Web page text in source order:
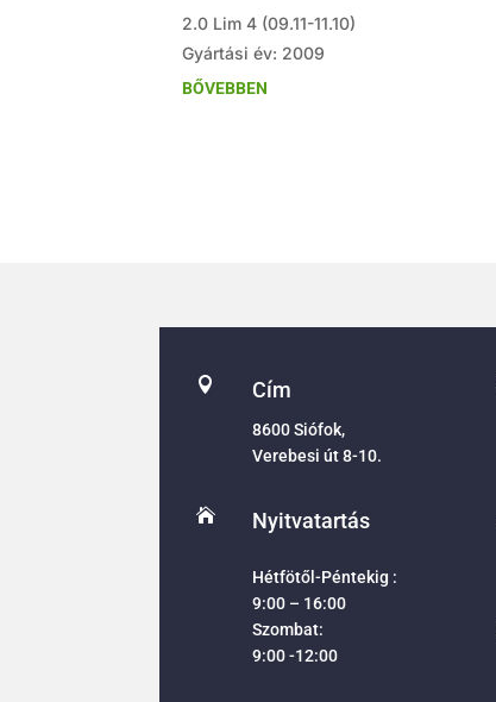
2.0 Lim 4 (09.11-11.10)
Gyártási év: 2009
BŐVEBBEN
 Cím
8600 Siófok,
Verebesi út 8-10.
 Nyitvatartás
Hétfötől-Péntekig :
9:00 – 16:00
Szombat:
9:00 -12:00